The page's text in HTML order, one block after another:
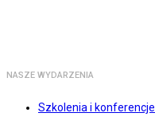
NASZE WYDARZENIA
Szkolenia i konferencje